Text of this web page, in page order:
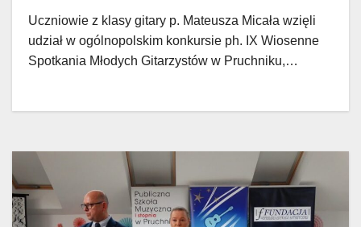
Uczniowie z klasy gitary p. Mateusza Micała wzięli
udział w ogólnopolskim konkursie ph. IX Wiosenne
Spotkania Młodych Gitarzystów w Pruchniku,…